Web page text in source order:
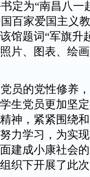
定为“南昌八一
百家爱国主义
馆题词“军旗升
片、图表、绘
员的党性修养
生党员更加坚
神，紧紧围绕
力学习，为实
建成小康社会
织下开展了此